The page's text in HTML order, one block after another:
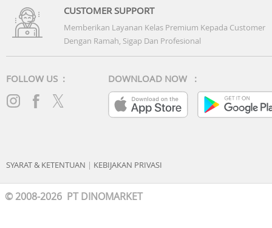
CUSTOMER SUPPORT
Memberikan Layanan Kelas Premium Kepada Customer
Dengan Ramah, Sigap Dan Profesional
FOLLOW US : DOWNLOAD NOW :
SYARAT & KETENTUAN | KEBIJAKAN PRIVASI
© 2008-2026 PT DINOMARKET